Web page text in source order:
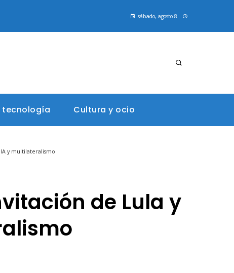
sábado, agosto 8
tecnología Cultura y ocio
y multilateralismo
de Lula y